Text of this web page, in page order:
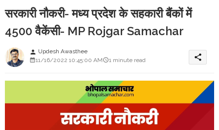
सरकारी नौकरी- मध्य प्रदेश के सहकारी बैंकों में
4500 वैकेंसी- MP Rojgar Samachar
person Updesh Awasthee
11/16/2022 10:45:00 AM
1 minute read share